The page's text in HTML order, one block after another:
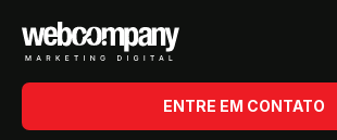
ENTRE EM CONTATO